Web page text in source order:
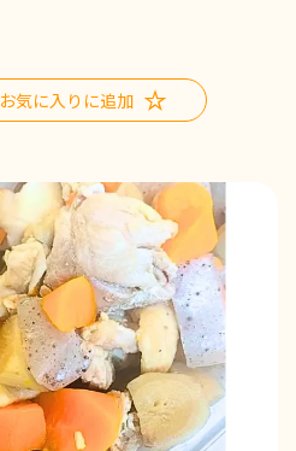
お気に入りに追加